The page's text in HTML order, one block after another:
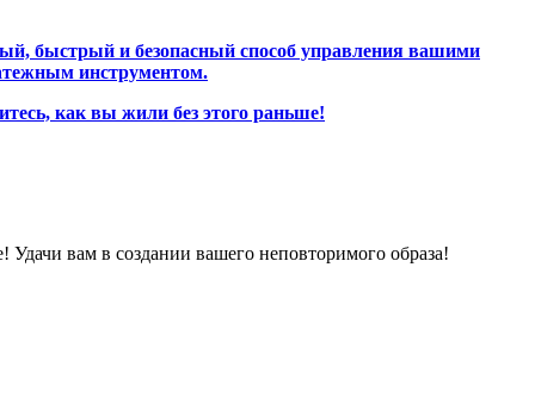
быстрый и безопасный способ управления вашими
инструментом.
как вы жили без этого раньше!
Удачи вам в создании вашего неповторимого образа!